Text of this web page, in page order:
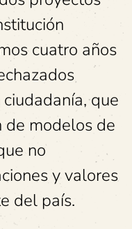
cuatro años
que
de modelos de
no
y valores
del país.